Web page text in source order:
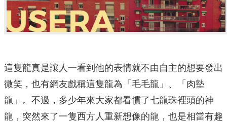
這隻龍真是讓人一看到他的表情就不由自主的想要發出
微笑，也有網友戲稱這隻龍為「毛毛龍」、「肉墊
龍」。不過，多少年來大家都看慣了七龍珠裡頭的神
龍，突然來了一隻西方人重新想像的龍，也是相當有趣